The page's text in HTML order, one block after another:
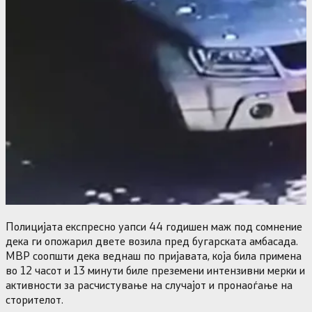
Полицијата експресно уапси 44 годишен маж под сомнение
дека ги опожарил двете возила пред бугарската амбасада.
МВР соопшти дека веднаш по пријавата, која била примена
во 12 часот и 13 минути биле преземени интензивни мерки и
активности за расчистување на случајот и пронаоѓање на
сторителот.